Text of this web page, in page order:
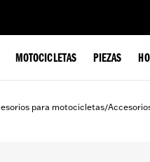
MOTOCICLETAS PIEZAS
para motocicletas/